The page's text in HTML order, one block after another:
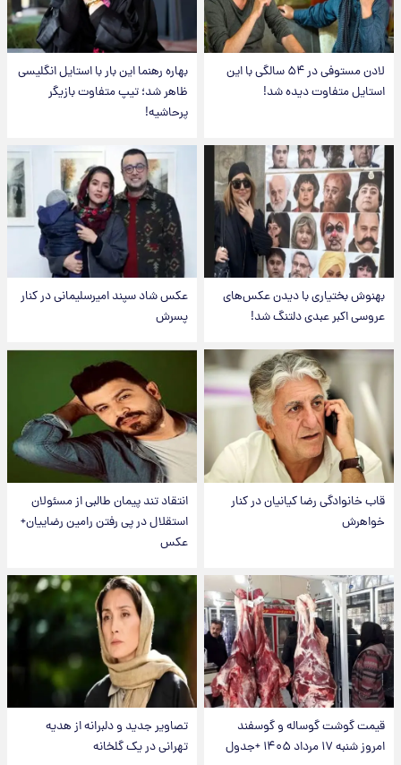
لادن مستوفی در ۵۴ سالگی با این
استایل متفاوت دیده شد!
بهاره رهنما این بار با استایل انگلیسی
ظاهر شد؛ تیپ متفاوت بازیگر
پرحاشیه!
بهنوش بختیاری با دیدن عکس‌های
عروسی اکبر عبدی دلتنگ شد!
عکس شاد سپند امیرسلیمانی در کنار
پسرش
قاب خانوادگی رضا کیانیان در کنار
خواهرش
انتقاد تند پیمان طالبی از مسئولان
استقلال در پی رفتن رامین رضاییان+
عکس
قیمت گوشت گوساله و گوسفند
امروز شنبه ۱۷ مرداد ۱۴۰۵ +جدول
تصاویر جدید و دلبرانه از هدیه
تهرانی در یک گلخانه